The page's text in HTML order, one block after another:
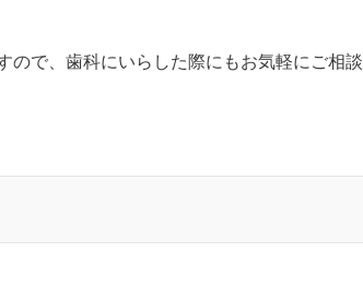
ので、歯科にいらした際にもお気軽にご相談